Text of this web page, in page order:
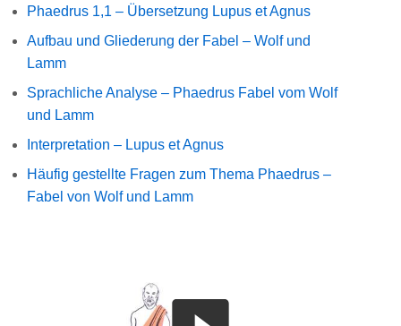
Phaedrus 1,1 – Übersetzung Lupus et Agnus
Aufbau und Gliederung der Fabel – Wolf und
Lamm
Sprachliche Analyse – Phaedrus Fabel vom Wolf
und Lamm
Interpretation – Lupus et Agnus
Häufig gestellte Fragen zum Thema Phaedrus –
Fabel von Wolf und Lamm